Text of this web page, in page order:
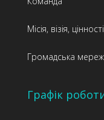
Місія, візія, цінності
Громадська
Графік